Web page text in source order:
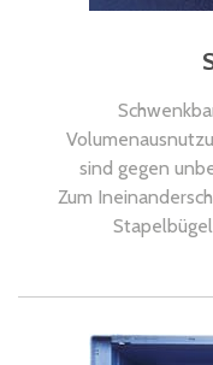
sind gegen
Zum